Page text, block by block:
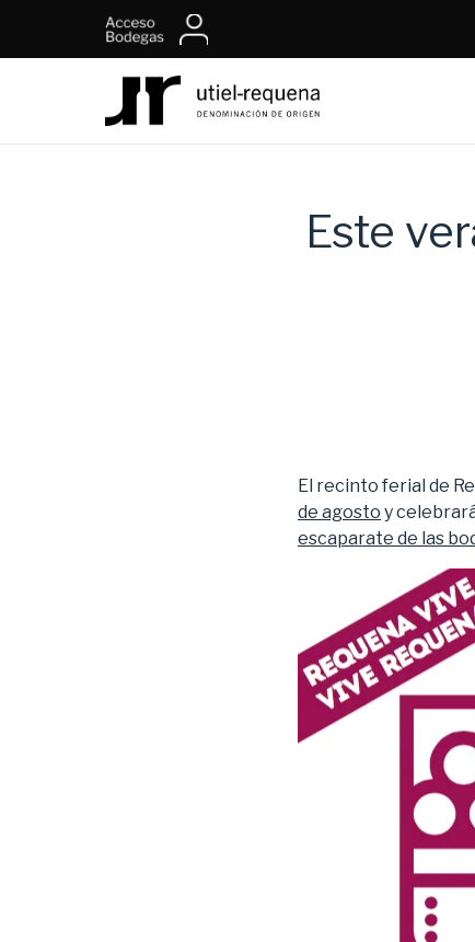
Este
El recinto ferial de
de agosto y
escaparate de las